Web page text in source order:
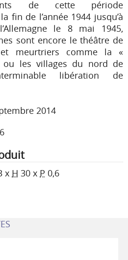
de cette période
fin de l’année 1944 jusqu’à
le 8 mai 1945,
sont encore le théâtre de
et meurtriers comme la «
ou les villages du nord de
libération de
2014
x H 30 x P 0,6